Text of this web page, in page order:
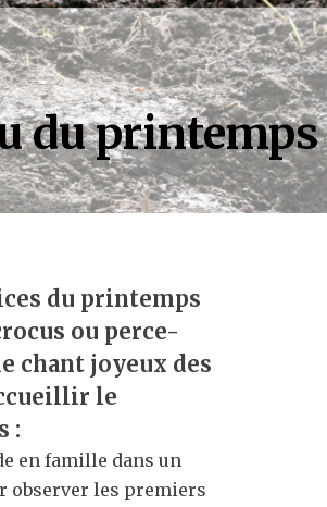
du printemps
du printemps
ou perce-
chant joyeux des
le
:
en famille dans un
observer les premiers